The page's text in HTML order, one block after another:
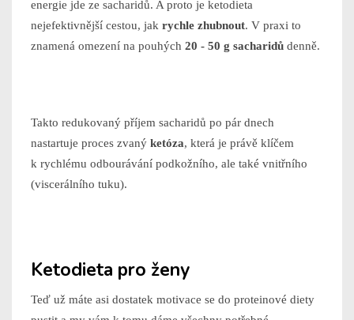
energie jde ze sacharidů. A proto je ketodieta
nejefektivnější cestou, jak rychle zhubnout. V praxi to
znamená omezení na pouhých 20 - 50 g sacharidů denně.
Takto redukovaný příjem sacharidů po pár dnech
nastartuje proces zvaný ketóza, která je právě klíčem
k rychlému odbourávání podkožního, ale také vnitřního
(viscerálního tuku).
Ketodieta pro ženy
Teď už máte asi dostatek motivace se do proteinové diety